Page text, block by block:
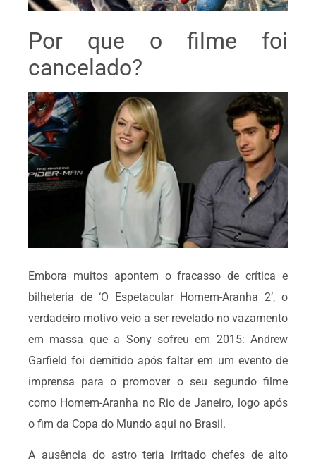
Por que o filme foi
cancelado?
Embora muitos apontem o fracasso de crítica e
bilheteria de ‘O Espetacular Homem-Aranha 2’, o
verdadeiro motivo veio a ser revelado no vazamento
em massa que a Sony sofreu em 2015: Andrew
Garfield foi demitido após faltar em um evento de
imprensa para o promover o seu segundo filme
como Homem-Aranha no Rio de Janeiro, logo após
o fim da Copa do Mundo aqui no Brasil.
A ausência do astro teria irritado chefes de alto